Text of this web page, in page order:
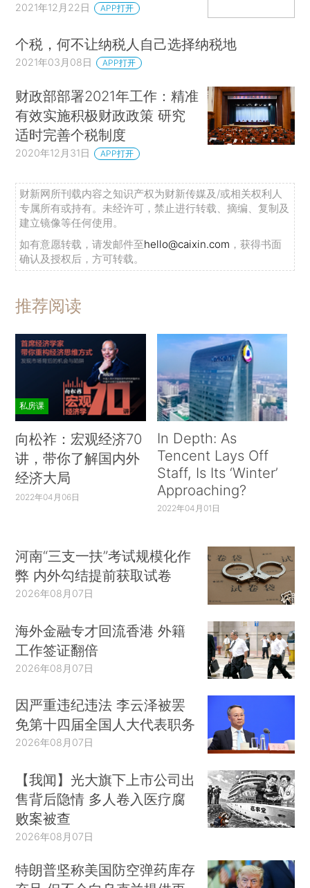
2021年12月22日 APP打开
个税，何不让纳税人自己选择纳税地
2021年03月08日 APP打开
财政部部署2021年工作：精准
有效实施积极财政政策 研究
适时完善个税制度
2020年12月31日 APP打开
财新网所刊载内容之知识产权为财新传媒及/或相关权利人
专属所有或持有。未经许可，禁止进行转载、摘编、复制及
建立镜像等任何使用。
如有意愿转载，请发邮件至hello@caixin.com ，获得书面
确认及授权后，方可转载。
推荐阅读
私房课
向松祚：宏观经济70
讲，带你了解国内外
经济大局
2022年04月06日
In Depth: As
Tencent Lays Off
Staff, Is Its ‘Winter’
Approaching?
2022年04月01日
河南“三支一扶”考试规模化作
弊 内外勾结提前获取试卷
2026年08月07日
海外金融专才回流香港 外籍
工作签证翻倍
2026年08月07日
因严重违纪违法 李云泽被罢
免第十四届全国人大代表职务
2026年08月07日
【我闻】光大旗下上市公司出
售背后隐情 多人卷入医疗腐
败案被查
2026年08月07日
特朗普坚称美国防空弹药库存